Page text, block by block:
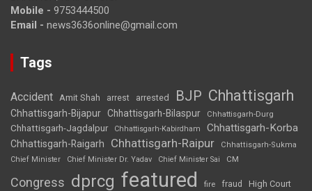
Mobile - 9753444500
Email - news3636online@gmail.com
Tags
Accident Amit Shah arrest arrested BJP Chhattisgarh
Chhattisgarh-Bijapur Chhattisgarh-Bilaspur Chhattisgarh-Durg
Chhattisgarh-Jagdalpur Chhattisgarh-Kabirdham Chhattisgarh-Korba
Chhattisgarh-Raigarh Chhattisgarh-Raipur
Chhattisgarh-Sukma
Chief Minister
Chief Minister Dr. Yadav Chief Minister Sai CM
Congress dprcg featured fire fraud High Court